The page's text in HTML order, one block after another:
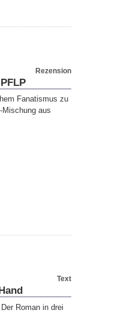
Rezension
Fanatismus zu
Mischung aus
Text
Roman in drei